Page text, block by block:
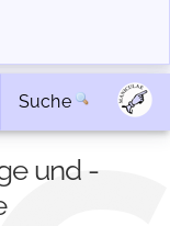
Suche
und -